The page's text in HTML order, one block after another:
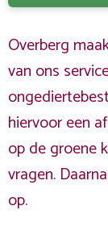
Overberg
van ons
hiervoor een
op de groene
vragen.
op.